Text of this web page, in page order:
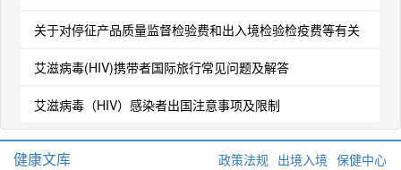
关于对停征产品质量监督检验费和出入境检验检疫费等有关
事宜补充说明的函
艾滋病毒(HIV)携带者国际旅行常见问题及解答
艾滋病毒（HIV）感染者出国注意事项及限制
健康文库 政策法规 出境入境 保健中心